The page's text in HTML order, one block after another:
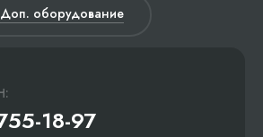
Доп. оборудование
18-97